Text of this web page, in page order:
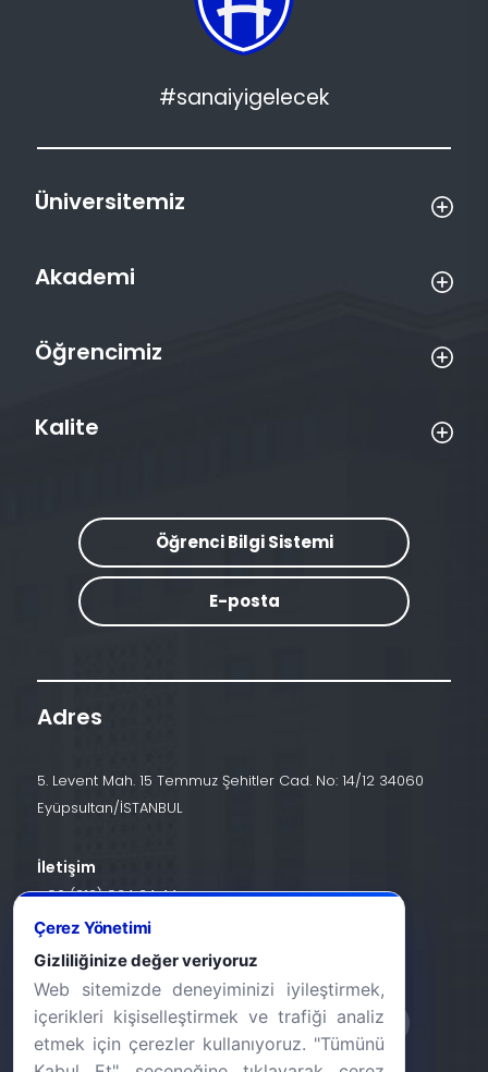
#sanaiyigelecek
Üniversitemiz
Akademi
Öğrencimiz
Kalite
Öğrenci Bilgi Sistemi
E-posta
Adres
5. Levent Mah. 15 Temmuz Şehitler Cad. No: 14/12 34060
Eyüpsultan/İSTANBUL
İletişim
+90 (212) 924 24 44
info@halic.edu.tr
Çerez Yönetimi
Gizliliğinize değer veriyoruz
Web sitemizde deneyiminizi iyileştirmek,
içerikleri kişiselleştirmek ve trafiği analiz
etmek için çerezler kullanıyoruz. "Tümünü